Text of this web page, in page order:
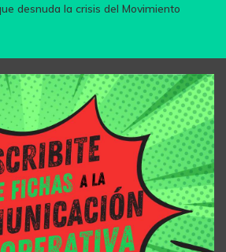
desnuda la crisis del Movimiento